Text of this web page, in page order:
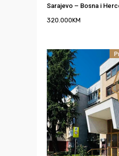
Sarajevo – Bosna i
320.000KM